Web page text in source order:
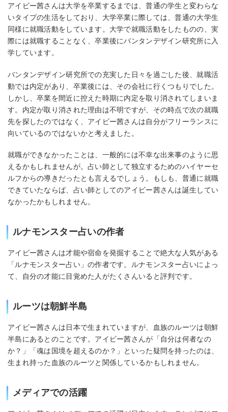
アイビー茜さんは大学を卒業するまでは、普通の学生と変わらな
いタイプの生活をしており、大学卒業に際しては、普通の大学生
同様に就職活動をしています。大学で就職活動をしたものの、実
際には就職することなく、卒業後にバンタンデザイン研究所に入
学しています。
バンタンデザイン研究所での充実した日々を過ごした後、就職活
動では内定があり、卒業後には、その会社に行くつもりでした。
しかし、卒業を間近に控えた時期に内定を取り消されてしまいま
す。内定が取り消された理由は不明ですが、その時点で次の就職
先を探したのではなく、アイビー茜さんは自分がフリーランスに
向いているのではないかと考えました。
就職ができなかったことは、一般的には不幸な出来事のように思
えるかもしれませんが。占い師として独立するためのハイヤーセ
ルフからの導きだったとも言えるでしょう。もしも、普通に就職
できていたならば、占い師としてのアイビー茜さんは誕生してい
なかったかもしれません。
ルナモンスター占いの作者
アイビー茜さんは才能や宿命を発掘することで絶大な人気がある
「ルナモンスター占い」の作者です。ルナモンスター占いによっ
て、自分の才能に目覚めた人がたくさんいると評判です。
ルーツは朝鮮半島
アイビー茜さんは日本で生まれていますが、血族のルーツは朝鮮
半島にあるとのことです。アイビー茜さんが「自分は何者なの
か？」「魂は国境を超えるのか？」といった疑問を持ったのは、
生まれ持った血族のルーツと関係しているかもしれません。
メディアでの活躍